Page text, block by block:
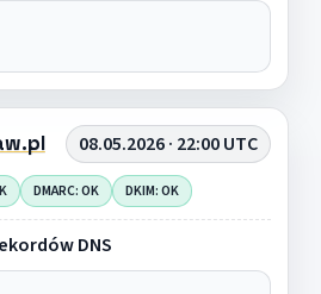
08.05.2026 · 22:00 UTC
DMARC: OK DKIM: OK
DNS